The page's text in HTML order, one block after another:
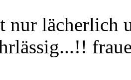
nur lächerlich